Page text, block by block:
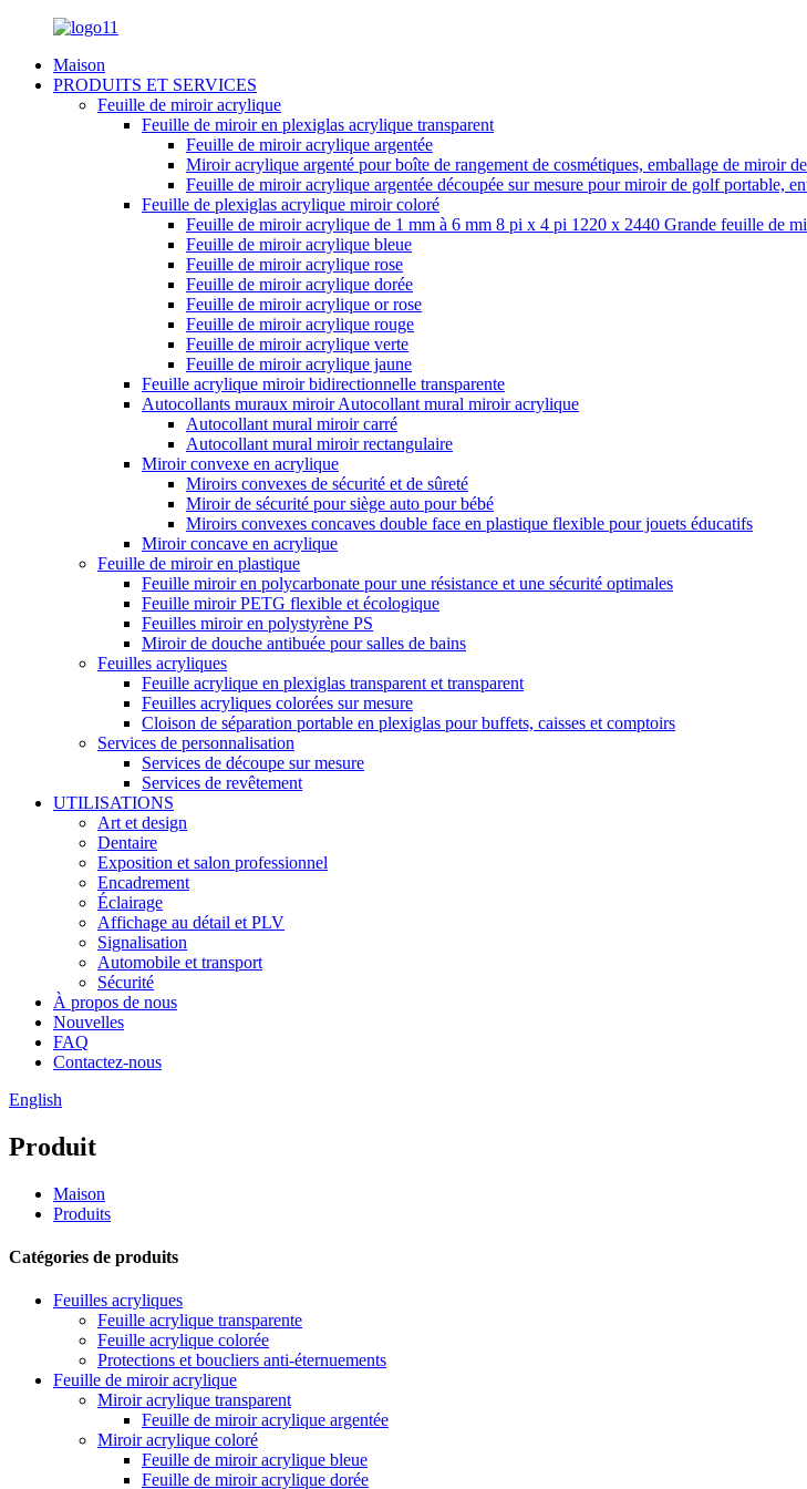
Maison
PRODUITS ET SERVICES
Feuille de miroir acrylique
Feuille de miroir en plexiglas acrylique transparent
Feuille de miroir acrylique argentée
Miroir acrylique argenté pour boîte de rangement de cosmétiques, emballage de miroir
Feuille de miroir acrylique argentée découpée sur mesure pour miroir de golf portable,
Feuille de plexiglas acrylique miroir coloré
Feuille de miroir acrylique de 1 mm à 6 mm 8 pi x 4 pi 1220 x 2440 Grande feuille de
Feuille de miroir acrylique bleue
Feuille de miroir acrylique rose
Feuille de miroir acrylique dorée
Feuille de miroir acrylique or rose
Feuille de miroir acrylique rouge
Feuille de miroir acrylique verte
Feuille de miroir acrylique jaune
Feuille acrylique miroir bidirectionnelle transparente
Autocollants muraux miroir Autocollant mural miroir acrylique
Autocollant mural miroir carré
Autocollant mural miroir rectangulaire
Miroir convexe en acrylique
Miroirs convexes de sécurité et de sûreté
Miroir de sécurité pour siège auto pour bébé
Miroirs convexes concaves double face en plastique flexible pour jouets éducatifs
Miroir concave en acrylique
Feuille de miroir en plastique
Feuille miroir en polycarbonate pour une résistance et une sécurité optimales
Feuille miroir PETG flexible et écologique
Feuilles miroir en polystyrène PS
Miroir de douche antibuée pour salles de bains
Feuilles acryliques
Feuille acrylique en plexiglas transparent et transparent
Feuilles acryliques colorées sur mesure
Cloison de séparation portable en plexiglas pour buffets, caisses et comptoirs
Services de personnalisation
Services de découpe sur mesure
Services de revêtement
UTILISATIONS
Art et design
Dentaire
Exposition et salon professionnel
Encadrement
Éclairage
Affichage au détail et PLV
Signalisation
Automobile et transport
Sécurité
À propos de nous
Nouvelles
FAQ
Contactez-nous
English
Produit
Maison
Produits
Catégories de produits
Feuilles acryliques
Feuille acrylique transparente
Feuille acrylique colorée
Protections et boucliers anti-éternuements
Feuille de miroir acrylique
Miroir acrylique transparent
Feuille de miroir acrylique argentée
Miroir acrylique coloré
Feuille de miroir acrylique bleue
Feuille de miroir acrylique dorée